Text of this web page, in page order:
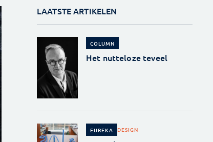
LAATSTE ARTIKELEN
COLUMN
Het nutteloze teveel
EUREKA DESIGN